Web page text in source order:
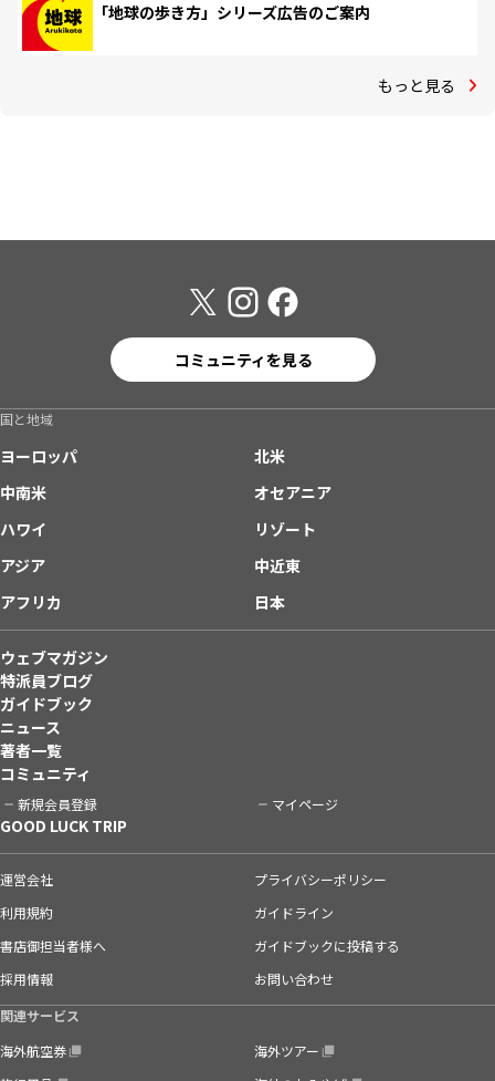
「地球の歩き方」シリーズ広告のご案内
もっと見る
コミュニティを見る
国と地域
ヨーロッパ
北米
中南米
オセアニア
ハワイ
リゾート
アジア
中近東
アフリカ
日本
ウェブマガジン
特派員ブログ
ガイドブック
ニュース
著者一覧
コミュニティ
新規会員登録 マイページ
GOOD LUCK TRIP
運営会社
プライバシーポリシー
利用規約
ガイドライン
書店御担当者様へ
ガイドブックに投稿する
採用情報
お問い合わせ
関連サービス
海外航空券
海外ツアー